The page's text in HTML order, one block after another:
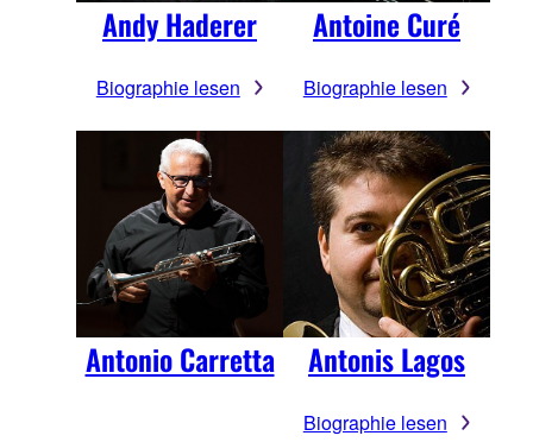
Andy Haderer
Biographie lesen
Antoine Curé
Biographie lesen
Antonio Carretta Antonis Lagos
Biographie lesen